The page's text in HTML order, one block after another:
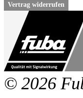
Vertrag widerrufen
© 2026